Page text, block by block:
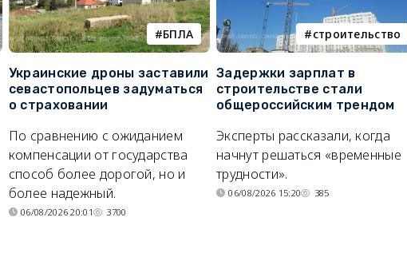
БПЛА
Украинские дроны заставили
севастопольцев задуматься
о страховании
По сравнению с ожиданием
компенсации от государства
способ более дорогой, но и
более надежный.
06/08/2026 20:01 3700
строительство
Задержки зарплат в
строительстве стали
общероссийским трендом
Эксперты рассказали, когда
начнут решаться «временные
трудности».
06/08/2026 15:20 385